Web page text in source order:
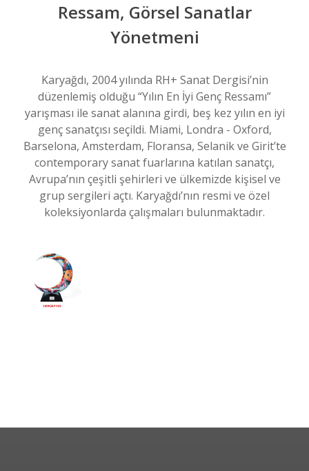
Ressam, Görsel Sanatlar
Yönetmeni
Karyağdı, 2004 yılında RH+ Sanat Dergisi’nin
düzenlemiş olduğu “Yılın En İyi Genç Ressamı”
yarışması ile sanat alanına girdi, beş kez yılın en iyi
genç sanatçısı seçildi. Miami, Londra - Oxford,
Barselona, Amsterdam, Floransa, Selanik ve Girit’te
contemporary sanat fuarlarına katılan sanatçı,
Avrupa’nın çeşitli şehirleri ve ülkemizde kişisel ve
grup sergileri açtı. Karyağdı’nın resmi ve özel
koleksiyonlarda çalışmaları bulunmaktadır.